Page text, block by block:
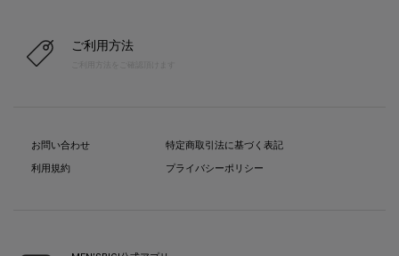
ご利用方法
お問い合わせ
利用規約
特定商取引法に基づく表記
プライバシーポリシー